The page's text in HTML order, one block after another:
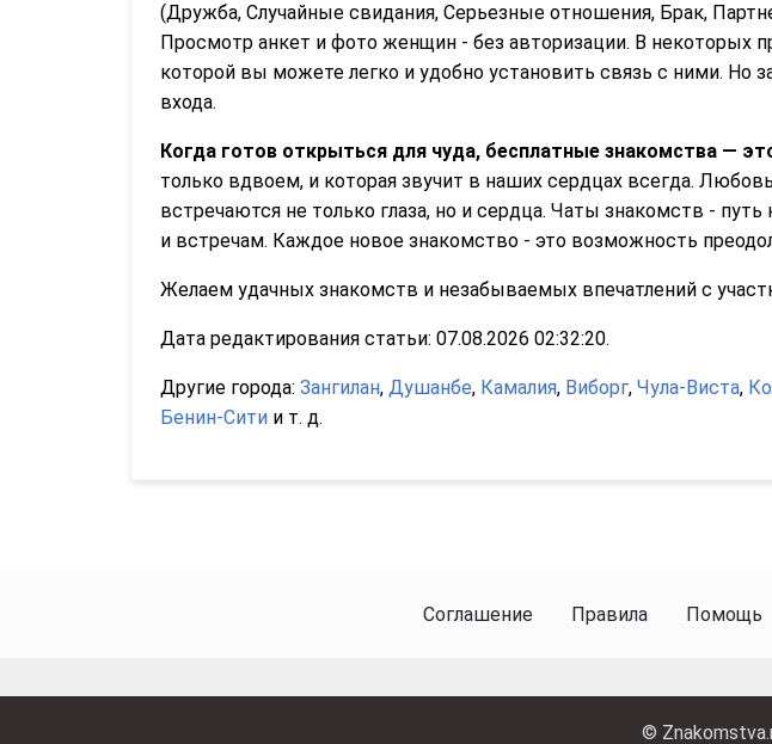
(Дружба, Случайные свидания, Серьезные отношения, Брак,
Просмотр анкет и фото женщин - без авторизации. В некоторых
которой вы можете легко и удобно установить связь с ними. Но
входа.
Когда готов открыться для чуда, бесплатные знакомства —
только вдвоем, и которая звучит в наших сердцах всегда.
встречаются не только глаза, но и сердца. Чаты знакомств -
и встречам. Каждое новое знакомство - это возможность
Желаем удачных знакомств и незабываемых впечатлений с
Дата редактирования статьи: 07.08.2026 02:32:20.
Другие города: Зангилан, Душанбе, Камалия, Виборг, Чула-Виста,
Бенин-Сити и т. д.
Соглашение Правила Помощь
©